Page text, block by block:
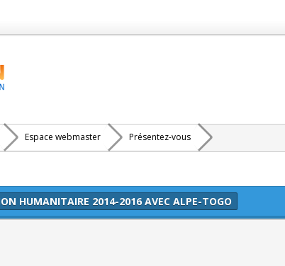
Espace webmaster Présentez-vous
HUMANITAIRE 2014-2016 AVEC ALPE-TOGO